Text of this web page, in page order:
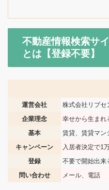
不動産情報検索サ
とは【登録不要】
運営会社
株式会社リブセ
企業理念
幸せから生まれ
基本
賃貸、賃貸マン
キャンペーン
入居者決定で1
登録
不要で開始出来
問い合わせ
メール、電話